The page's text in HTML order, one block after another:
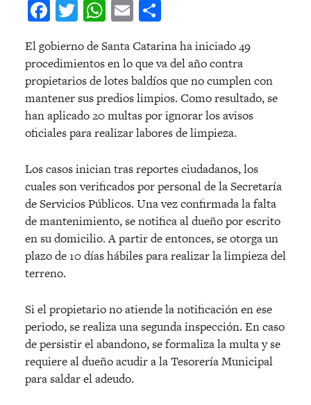
Facebook
Twitter
WhatsApp
Email
El gobierno de Santa Catarina ha iniciado 49
procedimientos en lo que va del año contra
propietarios de lotes baldíos que no cumplen con
mantener sus predios limpios. Como resultado, se
han aplicado 20 multas por ignorar los avisos
oficiales para realizar labores de limpieza.
Los casos inician tras reportes ciudadanos, los
cuales son verificados por personal de la Secretaría
de Servicios Públicos. Una vez confirmada la falta
de mantenimiento, se notifica al dueño por escrito
en su domicilio. A partir de entonces, se otorga un
plazo de 10 días hábiles para realizar la limpieza del
terreno.
Si el propietario no atiende la notificación en ese
periodo, se realiza una segunda inspección. En caso
de persistir el abandono, se formaliza la multa y se
requiere al dueño acudir a la Tesorería Municipal
para saldar el adeudo.